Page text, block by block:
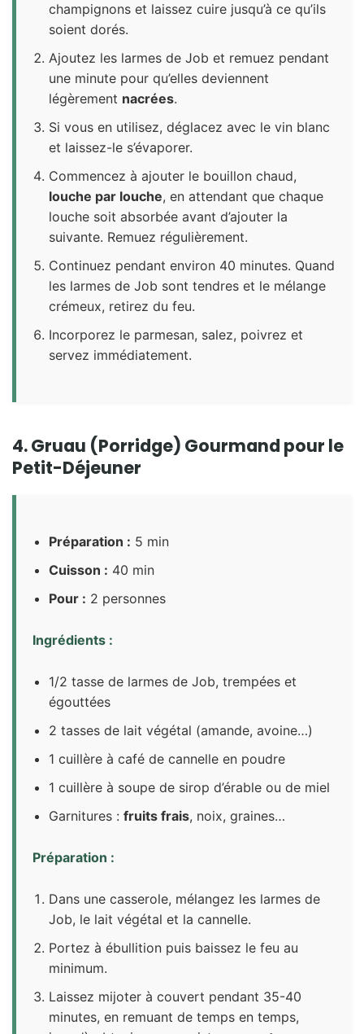
champignons et laissez cuire jusqu’à ce qu’ils
soient dorés.
Ajoutez les larmes de Job et remuez pendant
une minute pour qu’elles deviennent
légèrement nacrées.
Si vous en utilisez, déglacez avec le vin blanc
et laissez-le s’évaporer.
Commencez à ajouter le bouillon chaud,
louche par louche, en attendant que chaque
louche soit absorbée avant d’ajouter la
suivante. Remuez régulièrement.
Continuez pendant environ 40 minutes. Quand
les larmes de Job sont tendres et le mélange
crémeux, retirez du feu.
Incorporez le parmesan, salez, poivrez et
servez immédiatement.
4. Gruau (Porridge) Gourmand pour le
Petit-Déjeuner
Préparation : 5 min
Cuisson : 40 min
Pour : 2 personnes
Ingrédients :
1/2 tasse de larmes de Job, trempées et
égouttées
2 tasses de lait végétal (amande, avoine…)
1 cuillère à café de cannelle en poudre
1 cuillère à soupe de sirop d’érable ou de miel
Garnitures : fruits frais, noix, graines…
Préparation :
Dans une casserole, mélangez les larmes de
Job, le lait végétal et la cannelle.
Portez à ébullition puis baissez le feu au
minimum.
Laissez mijoter à couvert pendant 35-40
minutes, en remuant de temps en temps,